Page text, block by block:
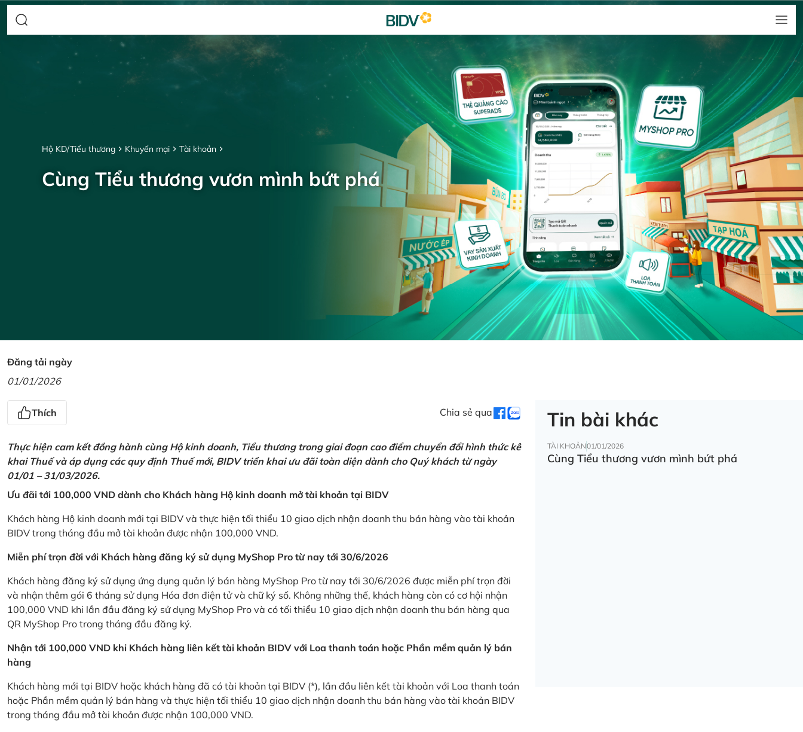
Hộ KD/Tiểu thương Khuyến mại Tài khoản
Cùng Tiểu thương vươn mình bứt phá
Đăng tải ngày
01/01/2026
Thích Chia sẻ qua
Thực hiện cam kết đồng hành cùng Hộ kinh doanh, Tiểu thương trong giai đoạn cao điểm chuyển đổi hình thức kê
khai Thuế và áp dụng các quy định Thuế mới, BIDV triển khai ưu đãi toàn diện dành cho Quý khách từ ngày
01/01 – 31/03/2026.
Ưu đãi tới 100,000 VND dành cho Khách hàng Hộ kinh doanh mở tài khoản tại BIDV
Khách hàng Hộ kinh doanh mới tại BIDV và thực hiện tối thiểu 10 giao dịch nhận doanh thu bán hàng vào tài khoản
BIDV trong tháng đầu mở tài khoản được nhận 100,000 VND.
Miễn phí trọn đời với Khách hàng đăng ký sử dụng MyShop Pro từ nay tới 30/6/2026
Khách hàng đăng ký sử dụng ứng dụng quản lý bán hàng MyShop Pro từ nay tới 30/6/2026 được miễn phí trọn đời
và nhận thêm gói 6 tháng sử dụng Hóa đơn điện tử và chữ ký số. Không những thế, khách hàng còn có cơ hội nhận
100,000 VND khi lần đầu đăng ký sử dụng MyShop Pro và có tối thiểu 10 giao dịch nhận doanh thu bán hàng qua
QR MyShop Pro trong tháng đầu đăng ký.
Nhận tới 100,000 VND khi Khách hàng liên kết tài khoản BIDV với Loa thanh toán hoặc Phần mềm quản lý bán
hàng
Khách hàng mới tại BIDV hoặc khách hàng đã có tài khoản tại BIDV (*), lần đầu liên kết tài khoản với Loa thanh toán
hoặc Phần mềm quản lý bán hàng và thực hiện tối thiểu 10 giao dịch nhận doanh thu bán hàng vào tài khoản BIDV
trong tháng đầu mở tài khoản được nhận 100,000 VND.
Tin bài khác
TÀI KHOẢN01/01/2026
Cùng Tiểu thương vươn mình bứt phá